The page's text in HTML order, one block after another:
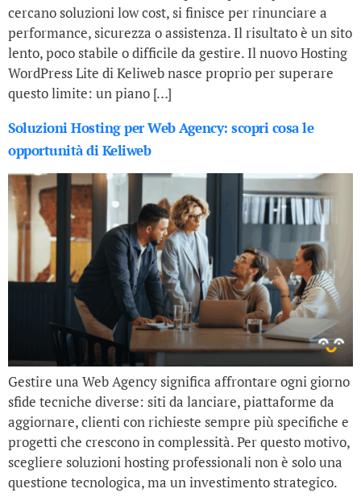
cercano soluzioni low cost, si finisce per rinunciare a
performance, sicurezza o assistenza. Il risultato è un sito
lento, poco stabile o difficile da gestire. Il nuovo Hosting
WordPress Lite di Keliweb nasce proprio per superare
questo limite: un piano […]
Soluzioni Hosting per Web Agency: scopri cosa le
opportunità di Keliweb
Gestire una Web Agency significa affrontare ogni giorno
sfide tecniche diverse: siti da lanciare, piattaforme da
aggiornare, clienti con richieste sempre più specifiche e
progetti che crescono in complessità. Per questo motivo,
scegliere soluzioni hosting professionali non è solo una
questione tecnologica, ma un investimento strategico.